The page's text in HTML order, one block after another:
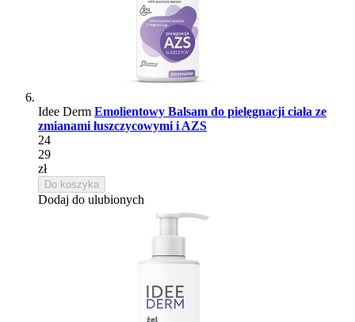
Idee Derm Emolientowy Balsam do pielęgnacji ciała ze
zmianami łuszczycowymi i AZS
24
29
zł
Do koszyka
Dodaj do ulubionych